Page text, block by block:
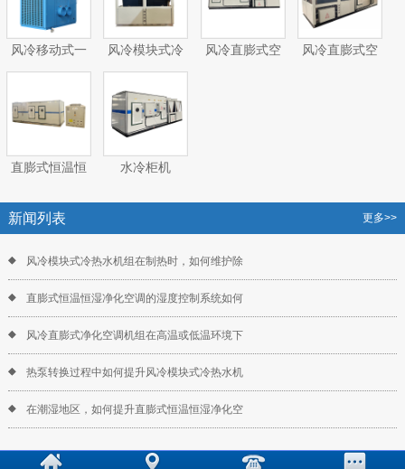
风冷移动式一
体空调机组
风冷模块式冷
（热）水空调
机组
风冷直膨式空
风冷直膨式空
直膨式恒温恒
组
水冷柜机
新闻列表 更多>>
风冷模块式冷热水机组在制热时，如何维护除
直膨式恒温恒湿净化空调的湿度控制系统如何
风冷直膨式净化空调机组在高温或低温环境下
热泵转换过程中如何提升风冷模块式冷热水机
在潮湿地区，如何提升直膨式恒温恒湿净化空